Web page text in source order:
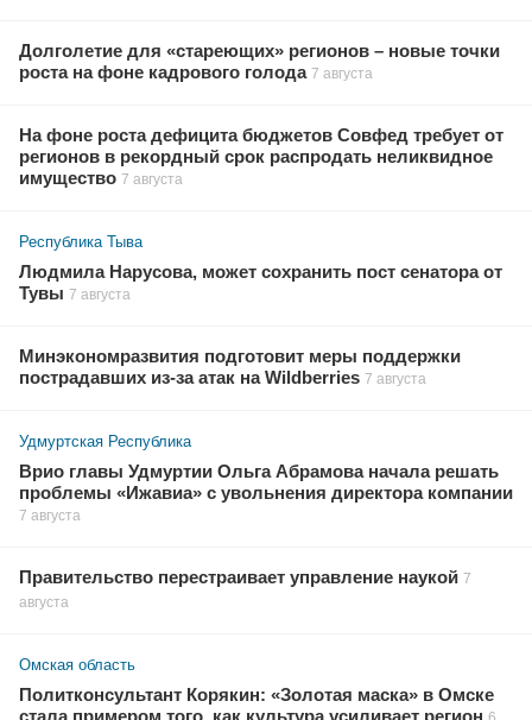
Долголетие для «стареющих» регионов – новые точки
роста на фоне кадрового голода 7 августа
На фоне роста дефицита бюджетов Совфед требует от
регионов в рекордный срок распродать неликвидное
имущество 7 августа
Республика Тыва
Людмила Нарусова, может сохранить пост сенатора от
Тувы 7 августа
Минэкономразвития подготовит меры поддержки
пострадавших из-за атак на Wildberries 7 августа
Удмуртская Республика
Врио главы Удмуртии Ольга Абрамова начала решать
проблемы «Ижавиа» с увольнения директора компании
7 августа
Правительство перестраивает управление наукой 7
августа
Омская область
Политконсультант Корякин: «Золотая маска» в Омске
стала примером того, как культура усиливает регион